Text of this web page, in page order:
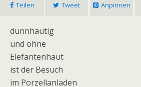
Teilen Tweet Anpinnen
dünnhäutig
und ohne
Elefantenhaut
ist der Besuch
im Porzellanladen